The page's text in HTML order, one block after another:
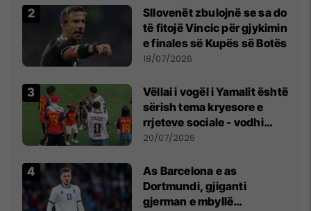
Sllovenët zbulojnë se sa do
të fitojë Vincic për gjykimin
e finales së Kupës së Botës
18/07/2026
Vëllai i vogël i Yamalit është
sërish tema kryesore e
rrjeteve sociale - vodhi
vëmendjen pas finales së
20/07/2026
As Barcelona e as
Dortmundi, gjiganti
gjerman e mbyllë